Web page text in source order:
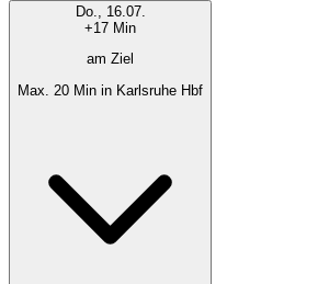
Do., 16.07.
+17 Min
am Ziel
Max. 20 Min in Karlsruhe Hbf